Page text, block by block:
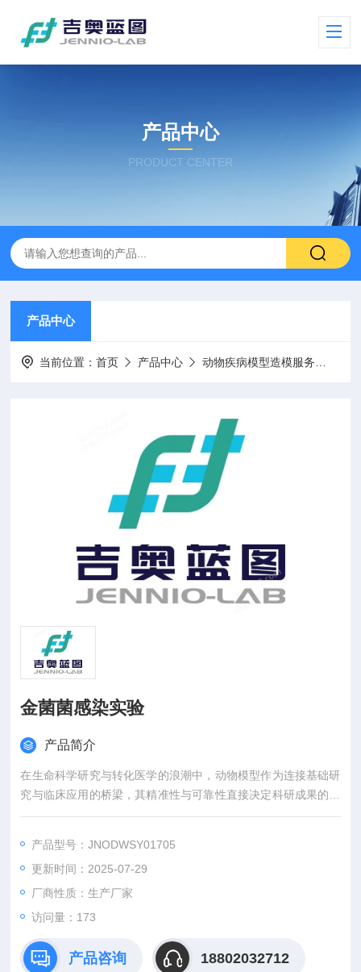
产品中心
PRODUCT CENTER
产品中心
当前位置：首页 产品中心 动物疾病模型造模服务
金菌菌感染实验
产品简介
在生命科学研究与转化医学的浪潮中，动物模型作为连接基础研
究与临床应用的桥梁，其精准性与可靠性直接决定科研成果的价
值。吉奥蓝图（JENNIO-LAB）深耕生物医学领域十余载，凭借
机构、药企及医疗机构提供覆盖动物模型构建、药效评价、数据
分析与成果转化的一站式解决方案，助力客户突破科研瓶颈，加
速创新成果落地。
产品型号：JNODWSY01705
更新时间：2025-07-29
厂商性质：生产厂家
访问量：173
产品咨询 18802032712